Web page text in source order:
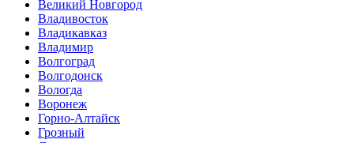
Великий Новгород
Владивосток
Владикавказ
Владимир
Волгоград
Волгодонск
Вологда
Воронеж
Горно-Алтайск
Грозный